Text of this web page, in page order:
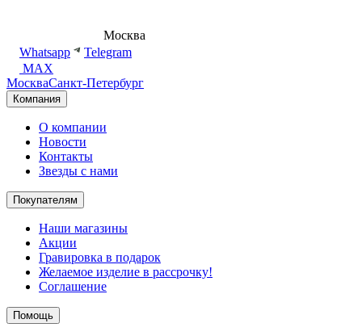
Москва
Whatsapp
Telegram
MAX
МоскваСанкт-Петербург
Компания
О компании
Новости
Контакты
Звезды с нами
Покупателям
Наши магазины
Акции
Гравировка в подарок
Желаемое изделие в рассрочку!
Соглашение
Помощь